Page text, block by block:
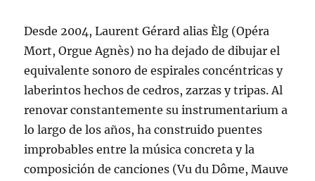
Desde 2004, Laurent Gérard alias Èlg (Opéra
Mort, Orgue Agnès) no ha dejado de dibujar el
equivalente sonoro de espirales concéntricas y
laberintos hechos de cedros, zarzas y tripas. Al
renovar constantemente su instrumentarium a
lo largo de los años, ha construido puentes
improbables entre la música concreta y la
composición de canciones (Vu du Dôme, Mauve